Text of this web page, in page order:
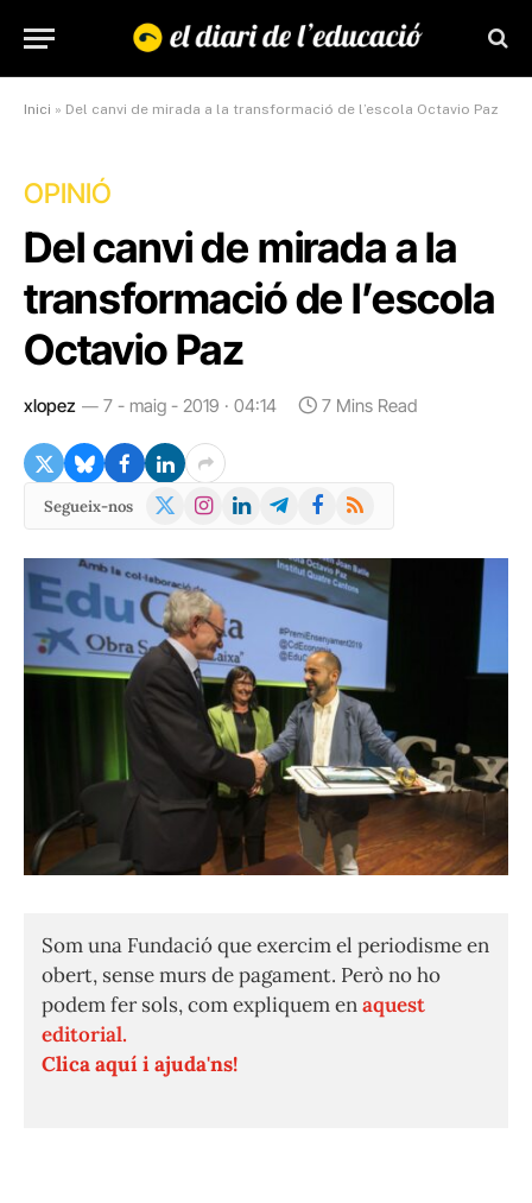
Inici » Del canvi de mirada a la transformació de l’escola Octavio Paz
OPINIÓ
Del canvi de mirada a la
transformació de l’escola
Octavio Paz
xlopez 7 - maig - 2019 · 04:14 7 Mins Read
Segueix-nos
X
Instagram
LinkedInTelegramFacebook
RSS
Som una Fundació que exercim el periodisme en
obert, sense murs de pagament. Però no ho
podem fer sols, com expliquem enaquest
editorial.
Clica aquí i ajuda'ns!